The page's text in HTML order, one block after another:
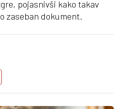
pojasnivši kako takav
zaseban dokument.